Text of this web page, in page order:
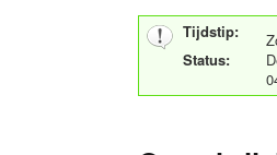
Tijdstip:
Status: